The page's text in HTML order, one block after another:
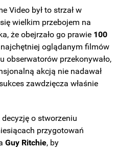
Video był to strzał w
wielkim przebojem na
że obejrzało go prawie 100
oglądanym filmów
obserwatorów przekonywało,
akcją nie nadawał
zawdzięcza właśnie
o stworzeniu
przygotowań
Guy Ritchie, by